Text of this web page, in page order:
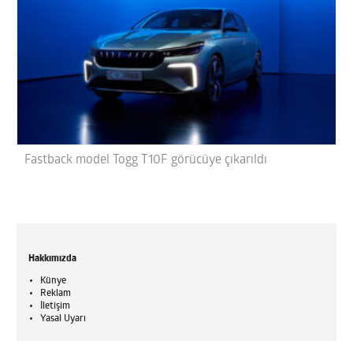
Fastback model Togg T10F görücüye çıkarıldı
Hakkımızda
Künye
Reklam
İletişim
Yasal Uyarı